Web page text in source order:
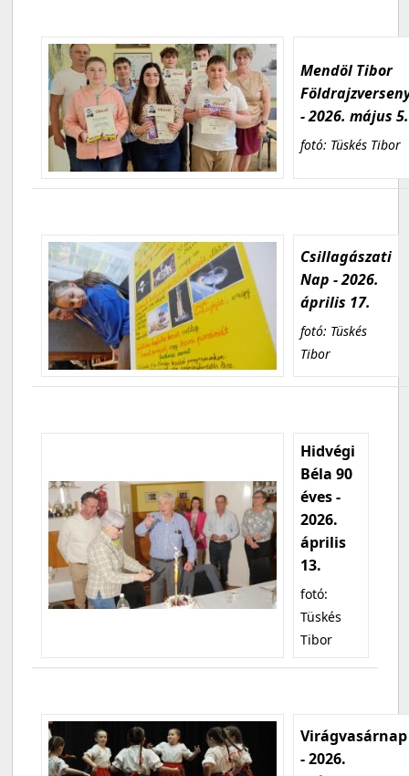
Mendöl Tibor
- 2026. május 5.
fotó: Tüskés Tibor
Csillagászati
Nap - 2026.
április 17.
fotó: Tüskés
Tibor
Hidvégi
Béla 90
éves -
2026.
április
13.
fotó:
Tüskés
Tibor
Virágvasárnap
- 2026.